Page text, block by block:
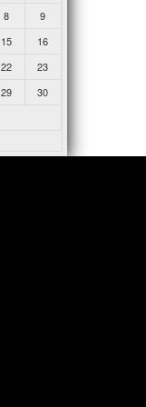
8
9
15
16
22
23
29
30